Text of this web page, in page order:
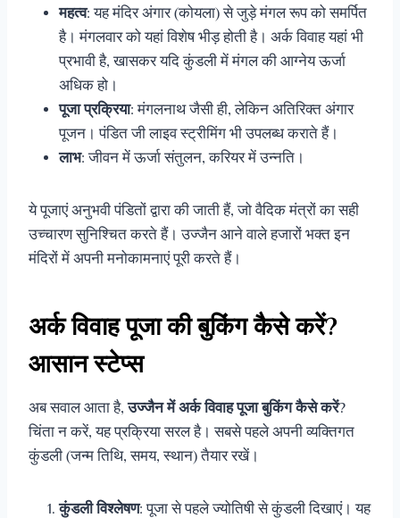
महत्व: यह मंदिर अंगार (कोयला) से जुड़े मंगल रूप को समर्पित
है। मंगलवार को यहां विशेष भीड़ होती है। अर्क विवाह यहां भी
प्रभावी है, खासकर यदि कुंडली में मंगल की आग्नेय ऊर्जा
अधिक हो।
पूजा प्रक्रिया: मंगलनाथ जैसी ही, लेकिन अतिरिक्त अंगार
पूजन। पंडित जी लाइव स्ट्रीमिंग भी उपलब्ध कराते हैं।
लाभ: जीवन में ऊर्जा संतुलन, करियर में उन्नति।
ये पूजाएं अनुभवी पंडितों द्वारा की जाती हैं, जो वैदिक मंत्रों का सही
उच्चारण सुनिश्चित करते हैं। उज्जैन आने वाले हजारों भक्त इन
मंदिरों में अपनी मनोकामनाएं पूरी करते हैं।
अर्क विवाह पूजा की बुकिंग कैसे करें?
आसान स्टेप्स
अब सवाल आता है,उज्जैन में अर्क विवाह पूजा बुकिंग कैसे करें?
चिंता न करें, यह प्रक्रिया सरल है। सबसे पहले अपनी व्यक्तिगत
कुंडली (जन्म तिथि, समय, स्थान) तैयार रखें।
कुंडली विश्लेषण: पूजा से पहले ज्योतिषी से कुंडली दिखाएं। यह